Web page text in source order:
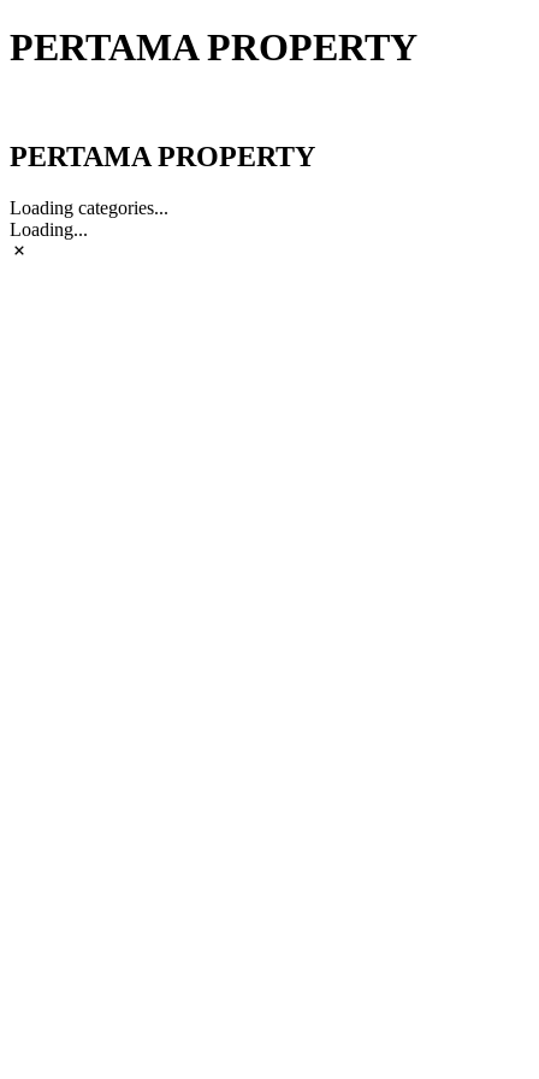
PERTAMA PROPERTY
PERTAMA PROPERTY
Loading categories...
Loading...